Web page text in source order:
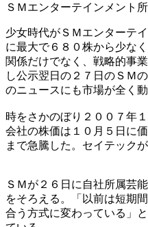
ＳＭエンターテインメント
少女時代がＳＭエンターテ
に最大で６８０株から少な
関係だけでなく、戦略的事
し公示翌日の２７日のＳＭ
のニュースにも市場が全く動
時をさかのぼり２００７年
会社の株価は１０月５日に
まで急騰した。セイテック
ＳＭが２６日に自社所属芸
をそろえる。「以前は短期
合う方式に変わっている」